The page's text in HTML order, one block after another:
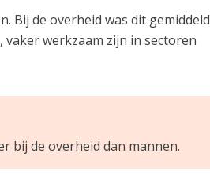
Bij de overheid was dit gemiddeld
werkzaam zijn in sectoren
bij de overheid dan mannen.